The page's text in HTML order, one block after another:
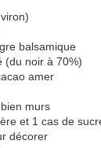
balsamique
(du noir à 70%)
amer
murs
et 1 cas de
décorer